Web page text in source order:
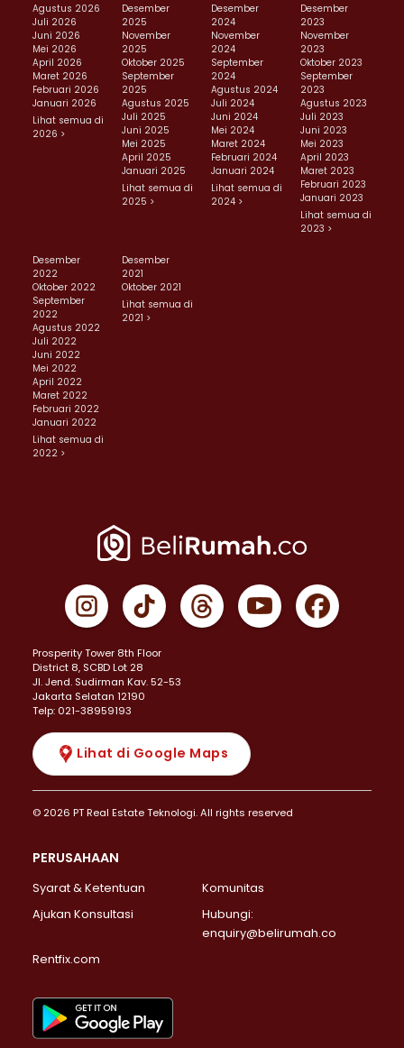
Agustus 2026
Juli 2026
Juni 2026
Mei 2026
April 2026
Maret 2026
Februari 2026
Januari 2026
Lihat semua di
2026 >
Desember
2025
November
2025
Oktober 2025
September
2025
Agustus 2025
Juli 2025
Juni 2025
Mei 2025
April 2025
Januari 2025
Lihat semua di
2025 >
Desember
2024
November
2024
September
2024
Agustus 2024
Juli 2024
Juni 2024
Mei 2024
Maret 2024
Februari 2024
Januari 2024
Lihat semua di
2024 >
Desember
2023
November
2023
Oktober 2023
September
2023
Agustus 2023
Juli 2023
Juni 2023
Mei 2023
April 2023
Maret 2023
Februari 2023
Januari 2023
Lihat semua di
2023 >
Desember
2022
Oktober 2022
September
2022
Agustus 2022
Juli 2022
Juni 2022
Mei 2022
April 2022
Maret 2022
Februari 2022
Januari 2022
Lihat semua di
2022 >
Desember
2021
Oktober 2021
Lihat semua di
2021 >
Prosperity Tower 8th Floor
District 8, SCBD Lot 28
JI. Jend. Sudirman Kav. 52-53
Jakarta Selatan 12190
Telp: 021-38959193
Lihat di Google Maps
© 2026 PT Real Estate Teknologi. All rights reserved
PERUSAHAAN
Syarat & Ketentuan
Komunitas
Ajukan Konsultasi
Hubungi:
enquiry@belirumah.co
Rentfix.com